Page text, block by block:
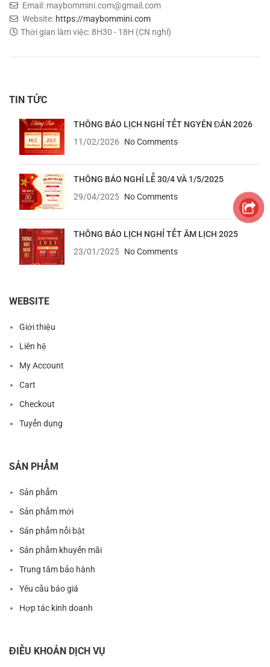
Email: maybommini.com@gmail.com
Website: https://maybommini.com
Thời gian làm việc: 8H30 - 18H (CN nghỉ)
TIN TỨC
THÔNG BÁO LỊCH NGHỈ TẾT NGYÊN ĐÁN 2026
11/02/2026
No Comments
THÔNG BÁO NGHỈ LỄ 30/4 VÀ 1/5/2025
29/04/2025 No Comments
THÔNG BÁO LỊCH NGHỈ TẾT ÂM LỊCH 2025
23/01/2025 No Comments
WEBSITE
Giới thiệu
Liên hệ
My Account
Cart
Checkout
Tuyển dụng
SẢN PHẨM
Sản phẩm
Sản phẩm mới
Sản phẩm nổi bật
Sản phẩm khuyến mãi
Trung tâm bảo hành
Yêu cầu báo giá
Hợp tác kinh doanh
ĐIỀU KHOẢN DỊCH VỤ